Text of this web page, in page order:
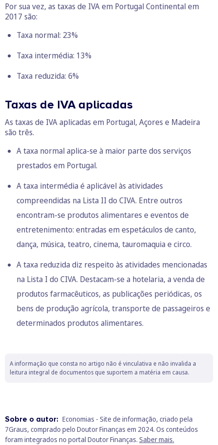
Por sua vez, as taxas de IVA em Portugal Continental em
2017 são:
Taxa normal: 23%
Taxa intermédia: 13%
Taxa reduzida: 6%
Taxas de IVA aplicadas
As taxas de IVA aplicadas em Portugal, Açores e Madeira
são três.
A taxa normal aplica-se à maior parte dos serviços
prestados em Portugal.
A taxa intermédia é aplicável às atividades
compreendidas na Lista II do CIVA. Entre outros
encontram-se produtos alimentares e eventos de
entretenimento: entradas em espetáculos de canto,
dança, música, teatro, cinema, tauromaquia e circo.
A taxa reduzida diz respeito às atividades mencionadas
na Lista I do CIVA. Destacam-se a hotelaria, a venda de
produtos farmacêuticos, as publicações periódicas, os
bens de produção agrícola, transporte de passageiros e
determinados produtos alimentares.
A informação que consta no artigo não é vinculativa e não invalida a
leitura integral de documentos que suportem a matéria em causa.
Sobre o autor: Economias - Site de informação, criado pela
7Graus, comprado pelo Doutor Finanças em 2024. Os conteúdos
foram integrados no portal Doutor Finanças. Saber mais.